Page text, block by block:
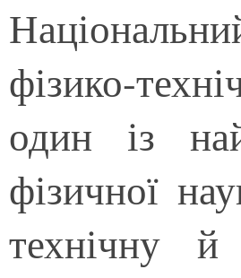
фізико-
один із
фізичної
технічну